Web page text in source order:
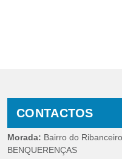
CONTACTOS
Morada: Bairro do
BENQUERENÇAS